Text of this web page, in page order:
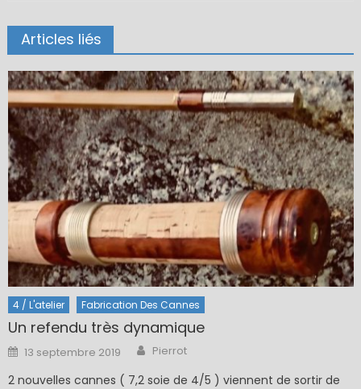
Articles liés
4 / L'atelier Fabrication Des Cannes
Un refendu très dynamique
Posted
on
13 septembre 2019 Author
Pierrot
2 nouvelles cannes ( 7,2 soie de 4/5 ) viennent de sortir de